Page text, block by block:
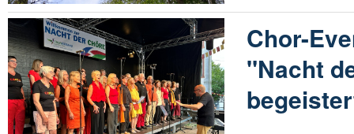
Chor-
"Nacht